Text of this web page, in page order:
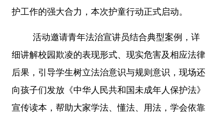
护工作的强大合力，本次护童行动正式启动。
活动邀请青年法治宣讲员结合典型案例，详
细讲解校园欺凌的表现形式、现实危害及相应法律
后果，引导学生树立法治意识与规则意识，现场还
向孩子们发放《中华人民共和国未成年人保护法》
宣传读本，帮助大家学法、懂法、用法，学会依靠